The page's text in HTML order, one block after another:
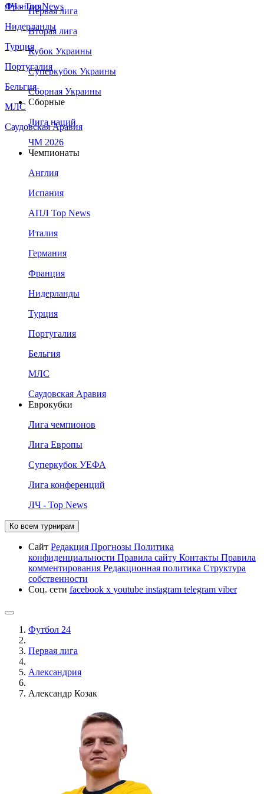
Франция
Нидерланды
Турция
Португалия
Бельгия
МЛС
Саудовская Аравия
ЛЧ - Top News
Первая лига
Вторая лига
Кубок Украины
Суперкубок Украины
Сборная Украины
Сборные
Лига наций
ЧМ 2026
Чемпионаты
Англия
Испания
АПЛ Top News
Италия
Германия
Франция
Нидерланды
Турция
Португалия
Бельгия
МЛС
Саудовская Аравия
Еврокубки
Лига чемпионов
Лига Европы
Суперкубок УЕФА
Лига конференций
ЛЧ - Top News
Ко всем турнирам
Сайт Редакция Прогнозы Политика
конфиденциальности Правила сайту Контакты Правила
комментирования Редакционная политика Структура
собственности
Соц. сети facebook x youtube instagram telegram viber
Футбол 24
Первая лига
Александрия
Александр Козак